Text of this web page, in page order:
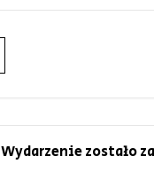
Wydarzenie zostało